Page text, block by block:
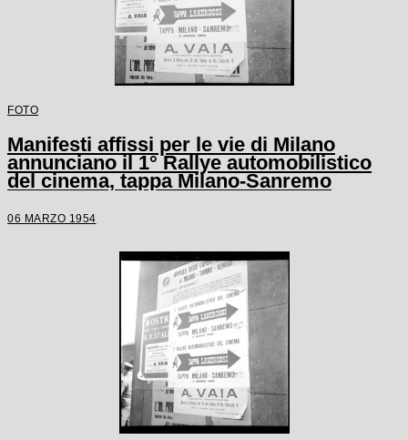
FOTO
Manifesti affissi per le vie di Milano
annunciano il 1° Rallye automobilistico
del cinema, tappa Milano-Sanremo
06 MARZO 1954